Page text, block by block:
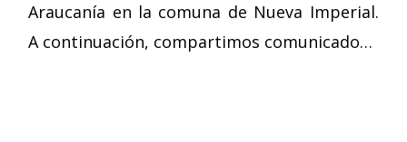
Araucanía en la comuna de Nueva Imperial.
A continuación, compartimos comunicado…